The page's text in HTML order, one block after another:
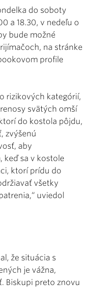
do soboty
a 18.30, v nedeľu o
bude možné
na stránke
profile
rizikových kategórií,
svätých omší
do kostola pôjdu,
zvýšenú
aby
keď sa v kostole
ktorí prídu do
všetky
uviedol
že situácia s
je vážna,
Biskupi preto znovu